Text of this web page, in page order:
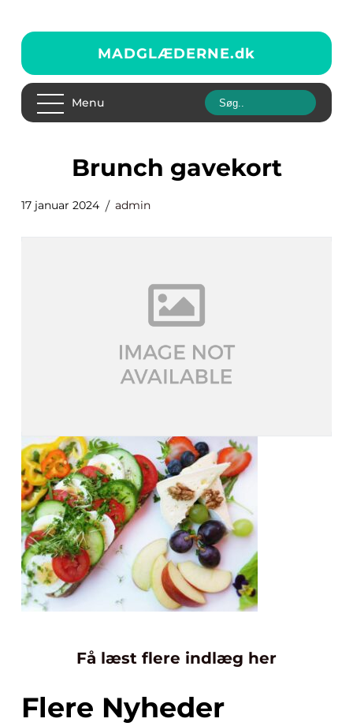
MADGLÆDERNE.dk
Menu
brunch gavekort
17 januar 2024 admin
Få læst flere indlæg her
Flere Nyheder